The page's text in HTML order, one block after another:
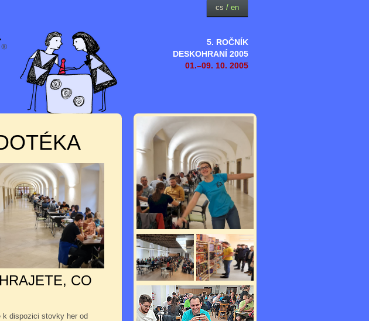
5. ROČNÍK
DESKOHRANÍ 2005
01.–09. 10. 2005
cs / en
CO
k dispozici stovky her od